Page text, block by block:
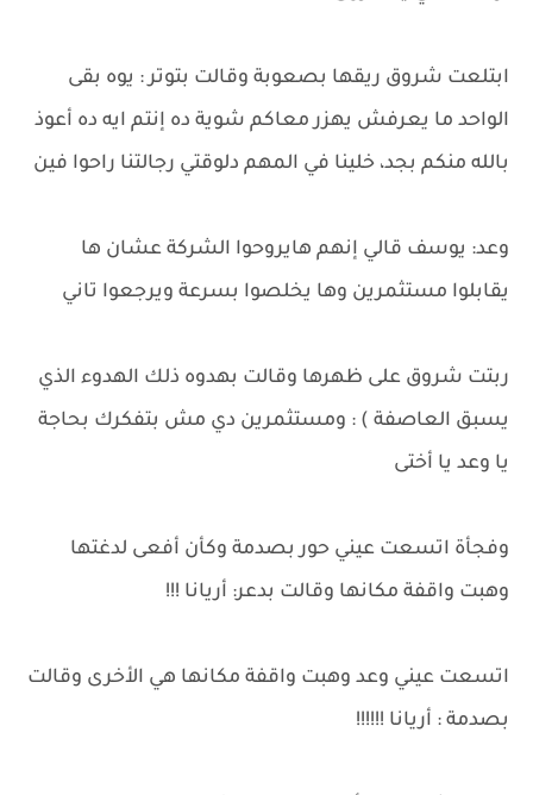
ابتلعت شروق ريقها بصعوبة وقالت بتوتر : يوه بقى
الواحد ما يعرفش يهزر معاكم شوية ده إنتم ايه ده أعوذ
بالله منكم بجد، خلينا في المهم دلوقتي رجالتنا راحوا فين
وعد: يوسف قالي إنهم هايروحوا الشركة عشان ها
يقابلوا مستثمرين وها يخلصوا بسرعة ويرجعوا تاني
ربتت شروق على ظهرها وقالت بهدوه ذلك الهدوء الذي
يسبق العاصفة ) : ومستثمرين دي مش بتفكرك بحاجة
يا وعد يا أختى
وفجأة اتسعت عيني حور بصدمة وكأن أفعى لدغتها
وهبت واقفة مكانها وقالت بدعر: أريانا !!!
اتسعت عيني وعد وهبت واقفة مكانها هي الأخرى وقالت
بصدمة : أريانا !!!!!!